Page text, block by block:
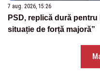
7 aug. 2026, 15:26
PSD, replică dură
situație de forță majoră”